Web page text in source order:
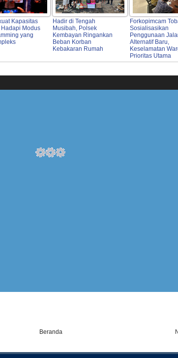
Kapasitas
Hadapi Modus
yang
Hadir di Tengah
Musibah, Polsek
Kembayan Ringankan
Beban Korban
Kebakaran Rumah
Forkopimcam
Sosialisasikan
Penggunaan
Alternatif Baru,
Keselamatan
Prioritas Utama
Beranda